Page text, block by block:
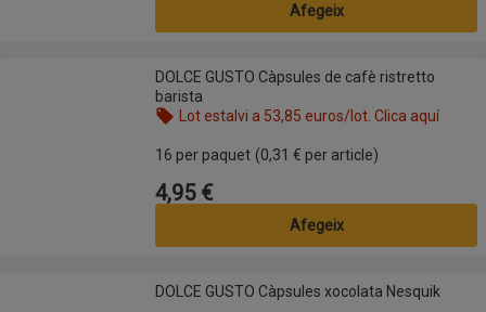
Afegeix
DOLCE GUSTO Càpsules de cafè ristretto barista
DOLCE GUSTO Càpsules de cafè ristretto
barista
Lot estalvi a 53,85 euros/lot. Clica aquí
16 per paquet (0,31 € per article)
Preu
4,95 €
Afegeix
DOLCE GUSTO Càpsules xocolata NesquikDOLCE GUSTO Càpsules xocolata Nesquik